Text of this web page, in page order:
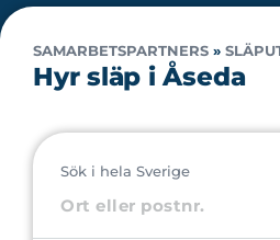
SAMARBETSPARTNERS »
Hyr släp i Åseda
Sök i hela Sverige